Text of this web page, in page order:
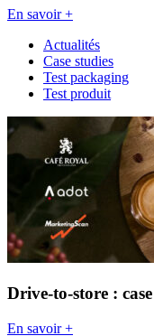
En savoir +
Actualités
Case studies
Test packaging
Test produit
Drive-to-store :
En savoir +